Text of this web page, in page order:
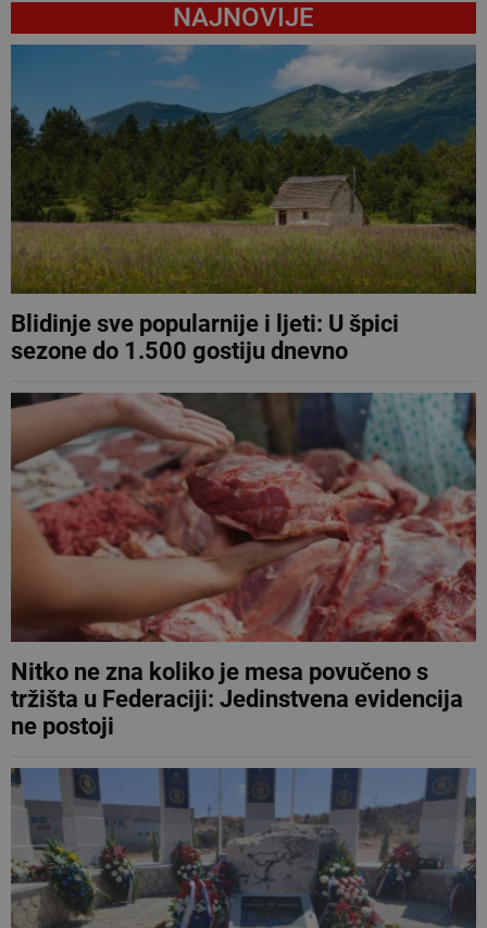
NAJNOVIJE
Blidinje sve popularnije i ljeti: U špici
sezone do 1.500 gostiju dnevno
Nitko ne zna koliko je mesa povučeno s
tržišta u Federaciji: Jedinstvena evidencija
ne postoji